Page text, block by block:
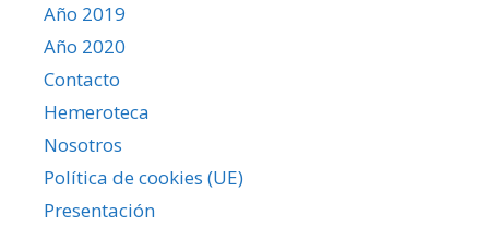
Año 2019
Año 2020
Contacto
Hemeroteca
Nosotros
Política de cookies (UE)
Presentación